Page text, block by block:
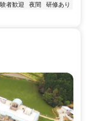
者歓迎 夜間
研修あり